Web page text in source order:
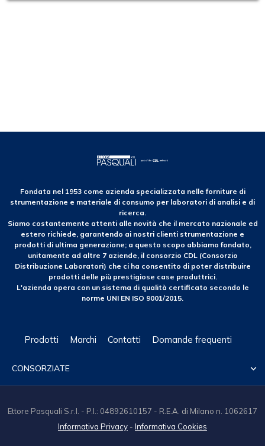
Fondata nel 1953 come azienda specializzata nelle forniture di
strumentazione e materiale di consumo per laboratori di analisi e di
ricerca.
Siamo costantemente attenti alle novità che il mercato nazionale ed
estero richiede, garantendo ai nostri clienti strumentazione e
prodotti di ultima generazione; a questo scopo abbiamo fondato,
unitamente ad altre 7 aziende, il consorzio CDL (Consorzio
Distribuzione Laboratori) che ci ha consentito di poter distribuire
prodotti delle più prestigiose case produttrici.
L'azienda opera con un sistema di qualità certificato secondo le
norme UNI EN ISO 9001/2015.
Prodotti Marchi Contatti Domande frequenti
CONSORZIATE 
Ettore Pasquali S.r.l. - P.I.: 04892610157 - R.E.A. di Milano n. 1062617
Informativa Privacy - Informativa Cookies